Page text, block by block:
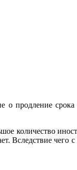
о продление
количество
Вследствие чего